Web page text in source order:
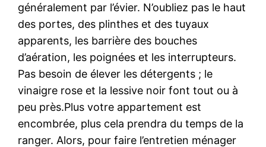
généralement par l’évier. N’oubliez pas le haut
des portes, des plinthes et des tuyaux
apparents, les barrière des bouches
d’aération, les poignées et les interrupteurs.
Pas besoin de élever les détergents ; le
vinaigre rose et la lessive noir font tout ou à
peu près.Plus votre appartement est
encombrée, plus cela prendra du temps de la
ranger. Alors, pour faire l’entretien ménager